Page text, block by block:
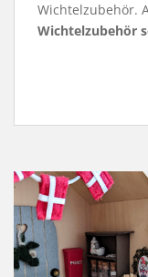
Wichtelzubehör.
Wichtelzubehör